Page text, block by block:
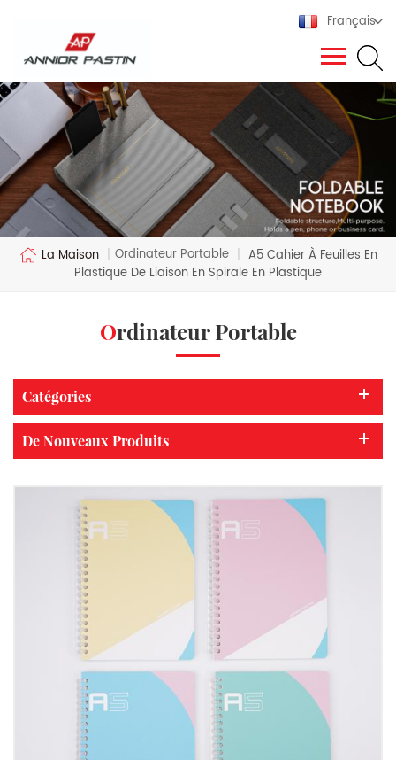
Français
La Maison | Ordinateur Portable | A5 Cahier À Feuilles En
Plastique De Liaison En Spirale En Plastique
Ordinateur Portable
Catégories
De Nouveaux Produits